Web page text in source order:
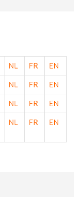
NL FR EN
NL FR EN
NL FR EN
NL FR EN